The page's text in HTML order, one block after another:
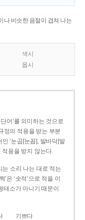
나 비슷한 음절이 겹쳐 나는
색시
몹시
어’를 의미하는 것으로
정의 적용을 받는 부분
‘눈곱[눈꼽], 발바닥[발
적용을 받지 않는다.
는 소리 나는 대로 적는
은 ‘솟적’으로 적을 이
태소가 아니기 때문이
기쁘다